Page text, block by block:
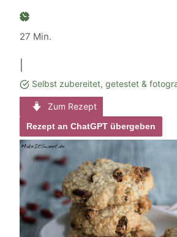
27 Minuten
Min.
Selbst zubereitet, getestet &
Zum Rezept
Rezept an ChatGPT übergeben